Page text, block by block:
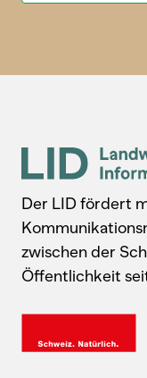
Der LID fördert
zwischen der
Öffentlichkeit